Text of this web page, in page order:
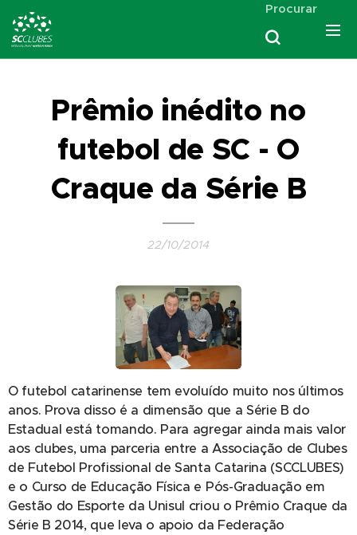
Procurar
Prêmio inédito no
futebol de SC - O
Craque da Série B
22/10/2014
O futebol catarinense tem evoluído muito nos últimos
anos. Prova disso é a dimensão que a Série B do
Estadual está tomando. Para agregar ainda mais valor
aos clubes, uma parceria entre a Associação de Clubes
de Futebol Profissional de Santa Catarina (SCCLUBES)
e o Curso de Educação Física e Pós-Graduação em
Gestão do Esporte da Unisul criou o Prêmio Craque da
Série B 2014, que leva o apoio da Federação